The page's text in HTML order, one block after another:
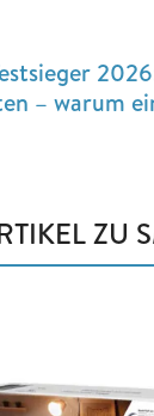
– warum
ZU